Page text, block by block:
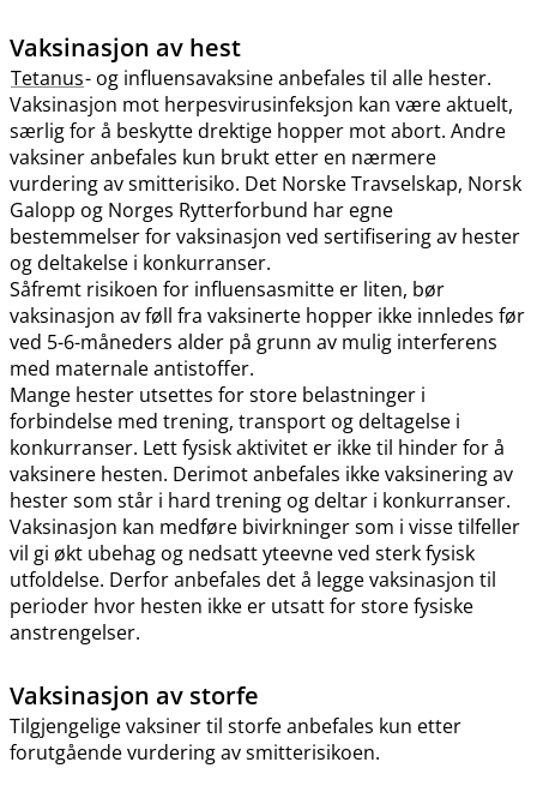
Vaksinasjon av hest
Tetanus- og influensavaksine anbefales til alle hester.
Vaksinasjon mot herpesvirusinfeksjon kan være aktuelt,
særlig for å beskytte drektige hopper mot abort. Andre
vaksiner anbefales kun brukt etter en nærmere
vurdering av smitterisiko. Det Norske Travselskap, Norsk
Galopp og Norges Rytterforbund har egne
bestemmelser for vaksinasjon ved sertifisering av hester
og deltakelse i konkurranser.
Såfremt risikoen for influensasmitte er liten, bør
vaksinasjon av føll fra vaksinerte hopper ikke innledes før
ved 5-6-måneders alder på grunn av mulig interferens
med maternale antistoffer.
Mange hester utsettes for store belastninger i
forbindelse med trening, transport og deltagelse i
konkurranser. Lett fysisk aktivitet er ikke til hinder for å
vaksinere hesten. Derimot anbefales ikke vaksinering av
hester som står i hard trening og deltar i konkurranser.
Vaksinasjon kan medføre bivirkninger som i visse tilfeller
vil gi økt ubehag og nedsatt yteevne ved sterk fysisk
utfoldelse. Derfor anbefales det å legge vaksinasjon til
perioder hvor hesten ikke er utsatt for store fysiske
anstrengelser.
Vaksinasjon av storfe
Tilgjengelige vaksiner til storfe anbefales kun etter
forutgående vurdering av smitterisikoen.